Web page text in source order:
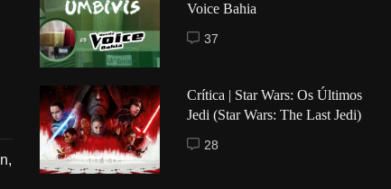
Voice Bahia
37
Crítica | Star Wars: Os Últimos
Jedi (Star Wars: The Last Jedi)
28